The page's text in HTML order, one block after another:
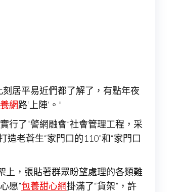
居平易近們都了解了，有點年夜
網路‘上陣’。”
行了“警網融會”社會管理工程，采
老蒼生“家門口的110”和“家門口
上，張貼著群眾盼望處理的各類難
愿”包養甜心網掛滿了“貨架”，許